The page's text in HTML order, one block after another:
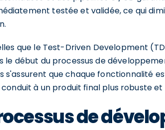
testée et validée, ce qui
que le Test-Driven Development
le début du processus de
s'assurent que chaque fonctionnalité
à un produit final plus robuste et
de